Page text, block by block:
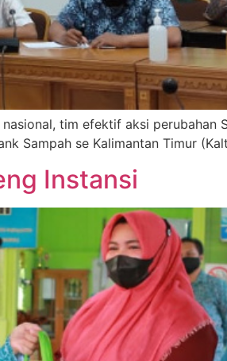
tim efektif aksi perubahan
Sampah se Kalimantan Timur
Instansi